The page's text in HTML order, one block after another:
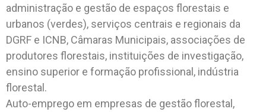
administração e gestão de espaços florestais e
urbanos (verdes), serviços centrais e regionais da
DGRF e ICNB, Câmaras Municipais, associações de
produtores florestais, instituições de investigação,
ensino superior e formação profissional, indústria
florestal.
Auto-emprego em empresas de gestão florestal,